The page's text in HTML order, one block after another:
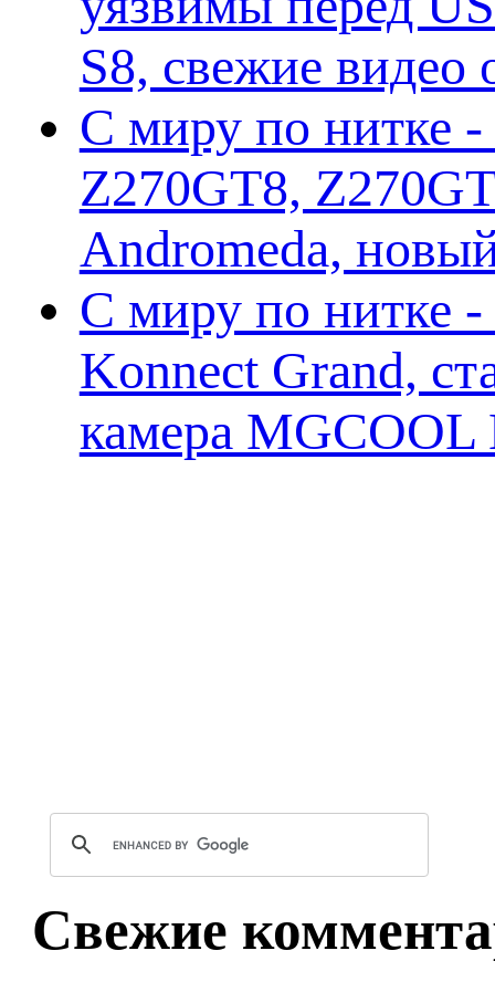
S8, свежие
С миру по нитке -
Z270GT8,
Andromeda,
С миру по нитке -
Konnect Grand,
камера MGCOOL
Свежие